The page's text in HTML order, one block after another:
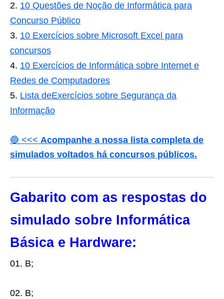
10 Questões de Noção de Informática para
Concurso Público
10 Exercícios sobre Microsoft Excel para
concursos
10 Exercícios de Informática sobre Internet e
Redes de Computadores
Lista deExercícios sobre Segurança da
Informação
🔵 <<< Acompanhe a nossa lista completa de
simulados voltados há concursos públicos.
Gabarito com as respostas do
simulado sobre Informática
Básica e Hardware:
01. B;
02. B;